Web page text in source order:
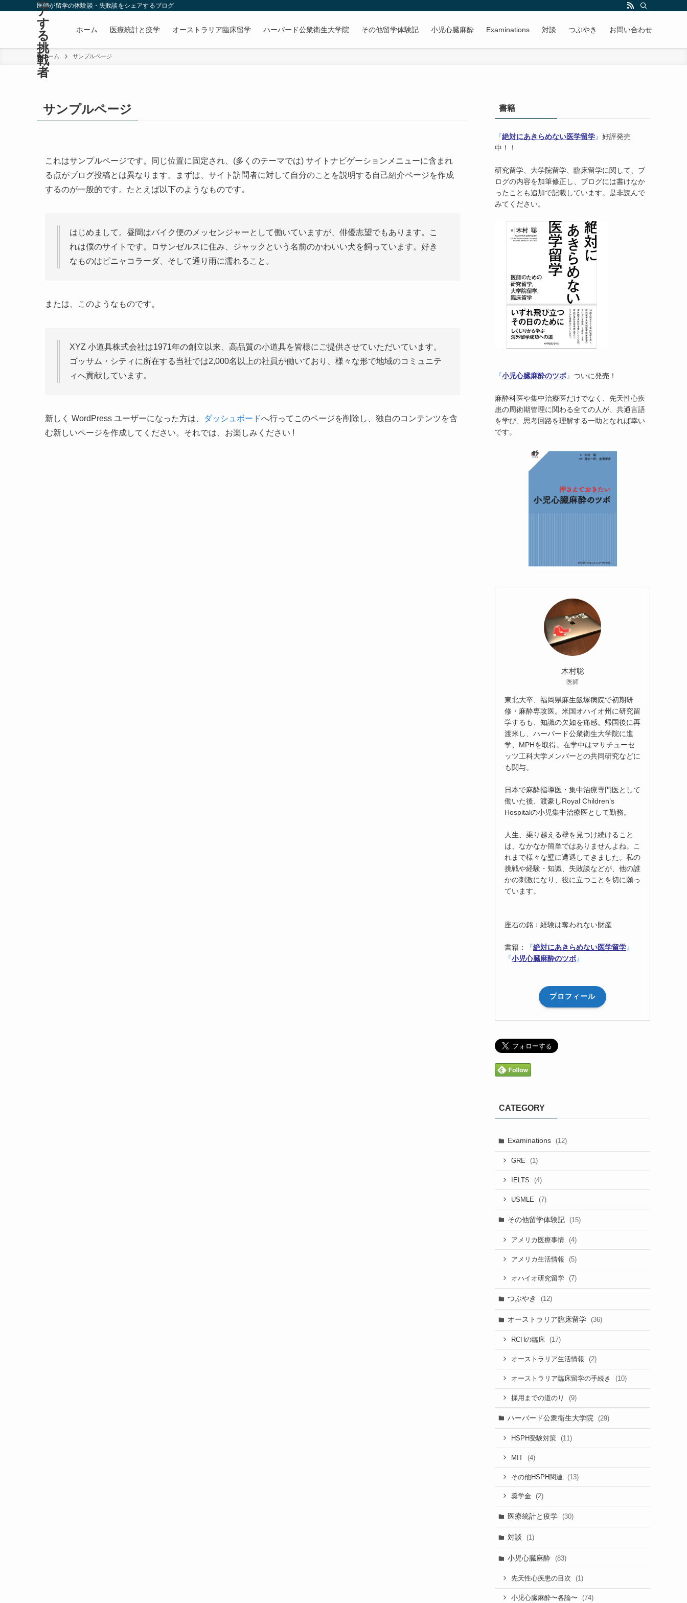
医師が留学の体験談・失敗談をシェアするブログ
ア
す
る
挑
戦
者
ホーム 医療統計と疫学 オーストラリア臨床留学 ハーバード公衆衛生大学院 その他留学体験記 小児心臓麻酔 Examinations 対談 つぶやき お問い合わせ
ホーム サンプルページ
サンプルページ
これはサンプルページです。同じ位置に固定され、(多くのテーマでは) サイトナビゲーションメニューに含まれ
る点がブログ投稿とは異なります。まずは、サイト訪問者に対して自分のことを説明する自己紹介ページを作成
するのが一般的です。たとえば以下のようなものです。
はじめまして。昼間はバイク便のメッセンジャーとして働いていますが、俳優志望でもあります。こ
れは僕のサイトです。ロサンゼルスに住み、ジャックという名前のかわいい犬を飼っています。好き
なものはピニャコラーダ、そして通り雨に濡れること。
または、このようなものです。
XYZ 小道具株式会社は1971年の創立以来、高品質の小道具を皆様にご提供させていただいています。
ゴッサム・シティに所在する当社では2,000名以上の社員が働いており、様々な形で地域のコミュニテ
ィへ貢献しています。
新しく WordPress ユーザーになった方は、 ダッシュボードへ行ってこのページを削除し、独自のコンテンツを含
む新しいページを作成してください。それでは、お楽しみください !
書籍
『絶対にあきらめない医学留学』 好評発売
中！！
研究留学、大学院留学、臨床留学に関して、ブ
ログの内容を加筆修正し、ブログには書けなか
ったことも追加で記載しています。是非読んで
みてください。
『小児心臓麻酔のツボ』 ついに発売！
麻酔科医や集中治療医だけでなく、先天性心疾
患の周術期管理に関わる全ての人が、共通言語
を学び、思考回路を理解する一助となれば幸い
です。
木村聡
医師
東北大卒、福岡県麻生飯塚病院で初期研
修・麻酔専攻医。米国オハイオ州に研究留
学するも、知識の欠如を痛感。帰国後に再
渡米し、ハーバード公衆衛生大学院に進
学、MPHを取得。在学中はマサチューセ
ッツ工科大学メンバーとの共同研究などに
も関与。
日本で麻酔指導医・集中治療専門医として
働いた後、渡豪しRoyal Children’s
Hospitalの小児集中治療医として勤務。
人生、乗り越える壁を見つけ続けること
は、なかなか簡単ではありませんよね。こ
れまで様々な壁に遭遇してきました。私の
挑戦や経験・知識、失敗談などが、他の誰
かの刺激になり、役に立つことを切に願っ
ています。
座右の銘：経験は奪われない財産
書籍： 『絶対にあきらめない医学留学』
『小児心臓麻酔のツボ』
プロフィール
CATEGORY
Examinations (12)
GRE (1)
IELTS (4)
USMLE (7)
その他留学体験記 (15)
アメリカ医療事情 (4)
アメリカ生活情報 (5)
オハイオ研究留学 (7)
つぶやき (12)
オーストラリア臨床留学 (36)
RCHの臨床 (17)
オーストラリア生活情報 (2)
オーストラリア臨床留学の手続き (10)
採用までの道のり (9)
ハーバード公衆衛生大学院 (29)
HSPH受験対策 (11)
MIT (4)
その他HSPH関連 (13)
奨学金 (2)
医療統計と疫学 (30)
対談 (1)
小児心臓麻酔 (83)
先天性心疾患の目次 (1)
小児心臓麻酔〜各論〜 (74)